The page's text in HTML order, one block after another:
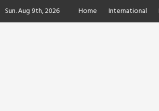
Skip
toSun. Aug 9th, 2026 Home International